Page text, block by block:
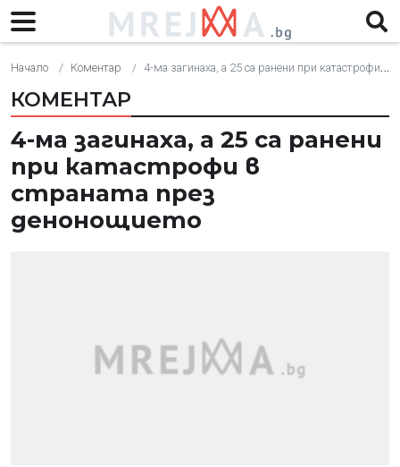
Начало Коментар 4-ма загинаха, а 25 са ранени при катастрофи в страната през денонощието
КОМЕНТАР
4-ма загинаха, а 25 са ранени
при катастрофи в
страната през
денонощието